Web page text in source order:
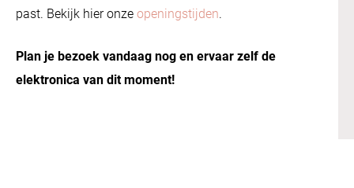
past. Bekijk hier onze openingstijden.
Plan je bezoek vandaag nog en ervaar zelf de
elektronica van dit moment!